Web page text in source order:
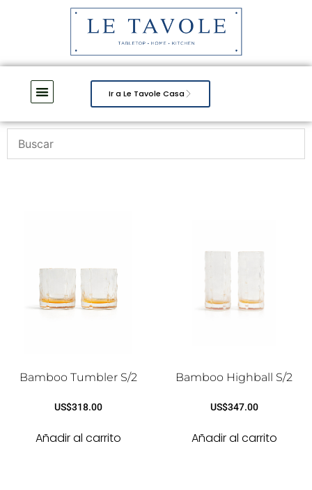
Ir a Le Tavole Casa
Bamboo Tumbler S/2
US$318.00
Añadir al carrito
Bamboo Highball S/2
US$347.00
Añadir al carrito